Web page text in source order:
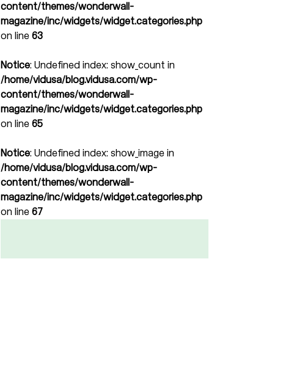
content/themes/wonderwall-
magazine/inc/widgets/widget.categories.php
on line 63
Notice: Undefined index: show_count in
/home/vidusa/blog.vidusa.com/wp-
content/themes/wonderwall-
magazine/inc/widgets/widget.categories.php
on line 65
Notice: Undefined index: show_image in
/home/vidusa/blog.vidusa.com/wp-
content/themes/wonderwall-
magazine/inc/widgets/widget.categories.php
on line 67